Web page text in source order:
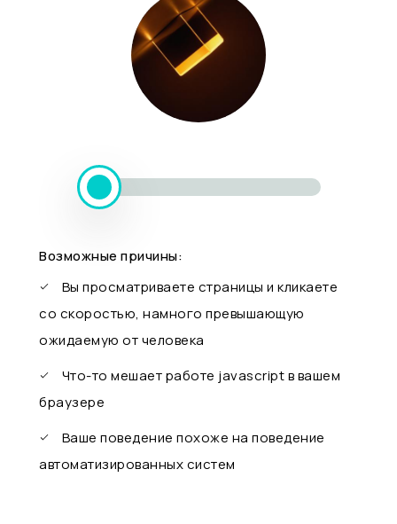
Возможные причины:
Вы просматриваете страницы и кликаете
со скоростью, намного превышающую
ожидаемую от человека
Что-то мешает работе javascript в вашем
браузере
Ваше поведение похоже на поведение
автоматизированных систем